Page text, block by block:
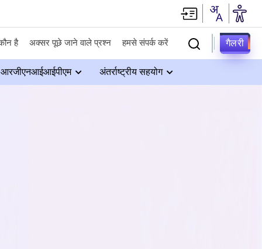
है अक्सर पूछे जाने वाले प्रश्न हमसे संपर्क करें गैलरी
आरजीएनआईआईपीएम अंतर्राष्ट्रीय सहयोग